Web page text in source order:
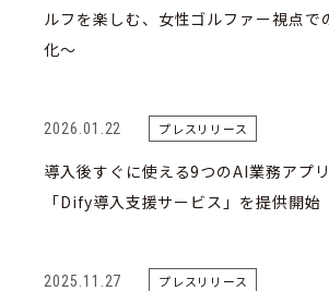
ルフを楽しむ、女性ゴルファー視点で
化〜
2026.01.22 プレスリリース
導入後すぐに使える9つのAI業務アプ
「Dify導入支援サービス」を提供開始
2025.11.27 プレスリリース